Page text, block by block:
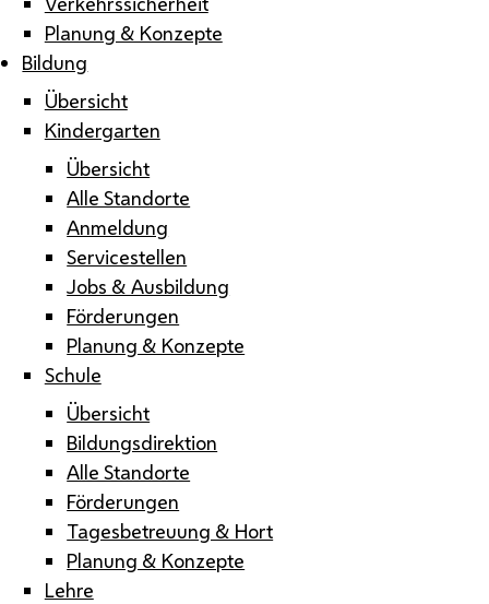
Planung & Konzepte
Bildung
Übersicht
Kindergarten
Übersicht
Alle Standorte
Anmeldung
Servicestellen
Jobs & Ausbildung
Förderungen
Planung & Konzepte
Schule
Übersicht
Bildungsdirektion
Alle Standorte
Förderungen
Tagesbetreuung & Hort
Planung & Konzepte
Lehre